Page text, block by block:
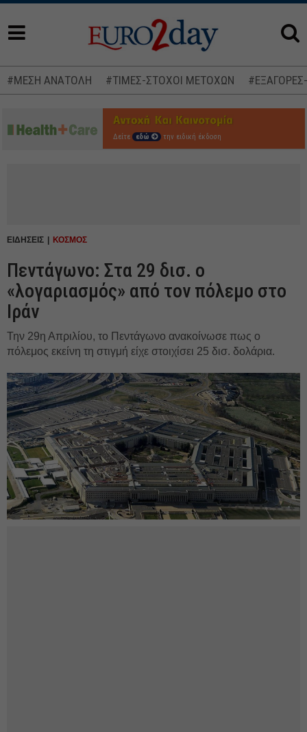
#ΜΕΣΗ ΑΝΑΤΟΛΗ #ΤΙΜΕΣ-ΣΤΟΧΟΙ ΜΕΤΟΧΩΝ
Δείτε εδώ την ειδική έκδοση
ΕΙΔΗΣΕΙΣ ΚΟΣΜΟΣ
Πεντάγωνο: Στα 29 δισ. ο
«λογαριασμός» από τον πόλεμο στο
Ιράν
Την 29η Απριλίου, το Πεντάγωνο ανακοίνωσε πως ο
πόλεμος εκείνη τη στιγμή είχε στοιχίσει 25 δισ. δολάρια.